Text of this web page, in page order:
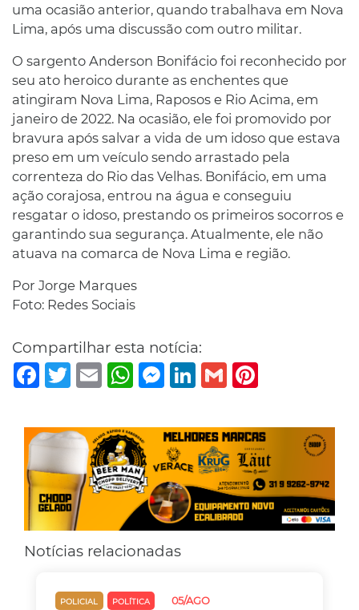
uma ocasião anterior, quando trabalhava em Nova
Lima, após uma discussão com outro militar.
O sargento Anderson Bonifácio foi reconhecido por
seu ato heroico durante as enchentes que
atingiram Nova Lima, Raposos e Rio Acima, em
janeiro de 2022. Na ocasião, ele foi promovido por
bravura após salvar a vida de um idoso que estava
preso em um veículo sendo arrastado pela
correnteza do Rio das Velhas. Bonifácio, em uma
ação corajosa, entrou na água e conseguiu
resgatar o idoso, prestando os primeiros socorros e
garantindo sua segurança. Atualmente, ele não
atuava na comarca de Nova Lima e região.
Por Jorge Marques
Foto: Redes Sociais
Compartilhar esta notícia:
Facebook
TwitterEmail WhatsAppMessenger
LinkedIn
Gmail
Notícias relacionadas
POLICIAL POLÍTICA 05/AGO